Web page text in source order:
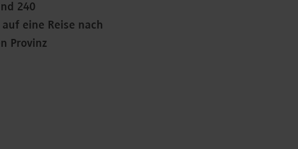
240
eine Reise nach
Provinz